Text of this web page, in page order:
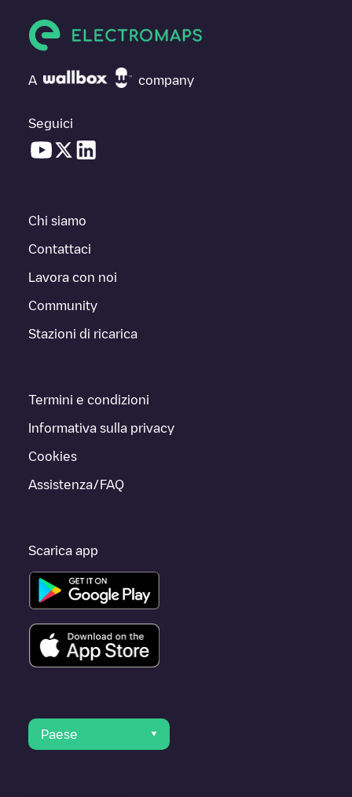
A company
Seguici
Chi siamo
Contattaci
Lavora con noi
Community
Stazioni di ricarica
Termini e condizioni
Informativa sulla privacy
Cookies
Assistenza/FAQ
Scarica app
Paese